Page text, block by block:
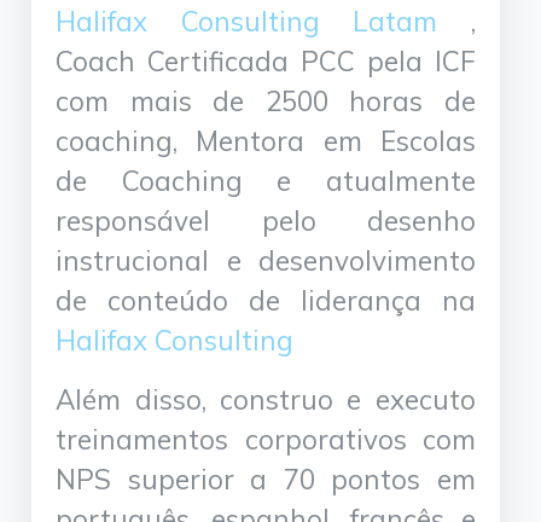
Halifax Consulting Latam ,
Coach Certificada PCC pela ICF
com mais de 2500 horas de
coaching, Mentora em Escolas
de Coaching e atualmente
responsável pelo desenho
instrucional e desenvolvimento
de conteúdo de liderança na
Halifax Consulting
Além disso, construo e executo
treinamentos corporativos com
NPS superior a 70 pontos em